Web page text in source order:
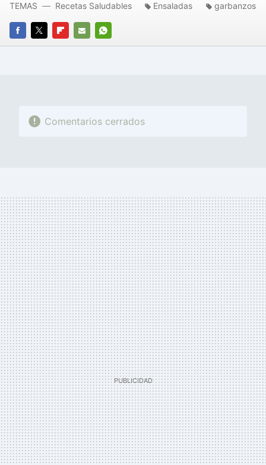
FACEBOOK
TWITTERFLIPBOARD
E-
WHATSAPP
TEMAS Recetas Saludables Ensaladas garbanzos
Comentarios cerrados